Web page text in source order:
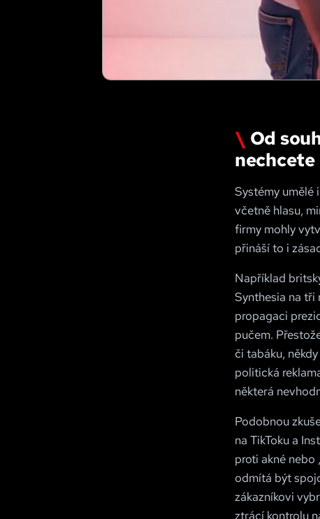
Od
nechcete
Systémy umělé
včetně hlasu,
firmy mohly
přináší to i
Například
Synthesia na tři
propagaci
pučem.
či tabáku,
politická
některá
Podobnou
na TikToku a
proti akné nebo
odmítá být
zákazníkovi
ztrácí kontrolu